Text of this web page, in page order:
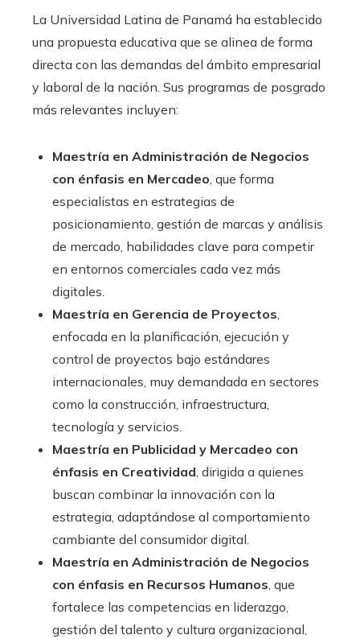
La Universidad Latina de Panamá ha establecido
una propuesta educativa que se alinea de forma
directa con las demandas del ámbito empresarial
y laboral de la nación. Sus programas de posgrado
más relevantes incluyen:
Maestría en Administración de Negocios
con énfasis en Mercadeo, que forma
especialistas en estrategias de
posicionamiento, gestión de marcas y análisis
de mercado, habilidades clave para competir
en entornos comerciales cada vez más
digitales.
Maestría en Gerencia de Proyectos,
enfocada en la planificación, ejecución y
control de proyectos bajo estándares
internacionales, muy demandada en sectores
como la construcción, infraestructura,
tecnología y servicios.
Maestría en Publicidad y Mercadeo con
énfasis en Creatividad, dirigida a quienes
buscan combinar la innovación con la
estrategia, adaptándose al comportamiento
cambiante del consumidor digital.
Maestría en Administración de Negocios
con énfasis en Recursos Humanos, que
fortalece las competencias en liderazgo,
gestión del talento y cultura organizacional,